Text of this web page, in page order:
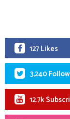
127 Likes
3,240
12.7k